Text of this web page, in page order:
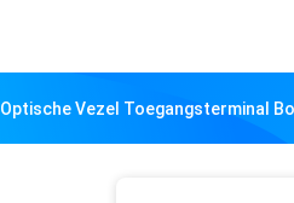
Optische Vezel Toegangsterminal